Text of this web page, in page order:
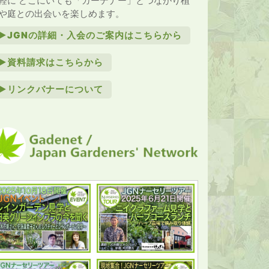
庭との出会いを楽しめます。
の詳細・入会のご案内はこちらから
資料請求はこちらから
リンクバナーについて